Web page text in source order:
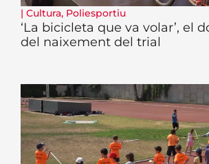
| Cultura, Poliesportiu
‘La bicicleta que va volar’, el
del naixement del trial